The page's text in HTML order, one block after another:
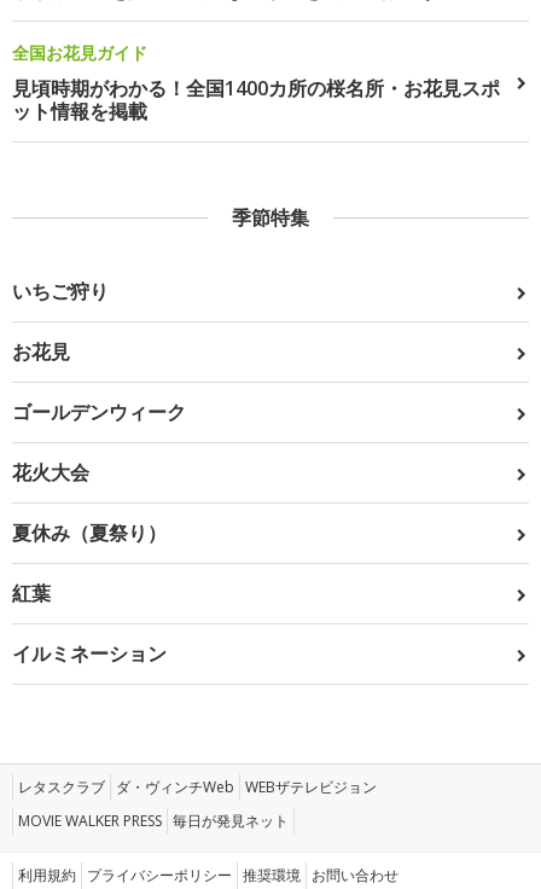
全国お花見ガイド
見頃時期がわかる！全国1400カ所の桜名所・お花見スポ
ット情報を掲載
季節特集
いちご狩り
お花見
ゴールデンウィーク
花火大会
夏休み（夏祭り）
紅葉
イルミネーション
レタスクラブ ダ・ヴィンチWeb WEBザテレビジョン
MOVIE WALKER PRESS 毎日が発見ネット
利用規約 プライバシーポリシー 推奨環境 お問い合わせ